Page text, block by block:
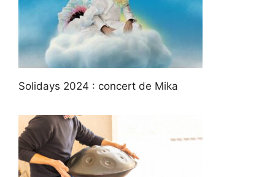
Solidays 2024 : concert de Mika